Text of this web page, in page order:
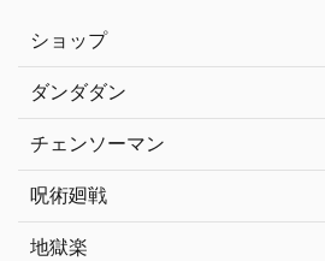
ショップ
ダンダダン
チェンソーマン
呪術廻戦
地獄楽